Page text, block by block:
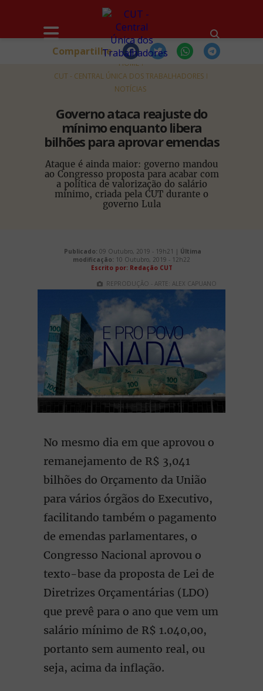
HOME
CUT - CENTRAL ÚNICA DOS TRABALHADORES
NOTÍCIAS
Governo ataca reajuste do
mínimo enquanto libera
bilhões para aprovar emendas
Ataque é ainda maior: governo mandou
ao Congresso proposta para acabar com
a política de valorização do salário
mínimo, criada pela CUT durante o
governo Lula
Compartilhe
Publicado: 09 Outubro, 2019 - 19h21 | Última
modificação: 10 Outubro, 2019 - 12h22
Escrito por: Redação CUT
REPRODUÇÃO - ARTE: ALEX CAPUANO
No mesmo dia em que aprovou o
remanejamento de R$ 3,041
bilhões do Orçamento da União
para vários órgãos do Executivo,
facilitando também o pagamento
de emendas parlamentares, o
Congresso Nacional aprovou o
texto-base da proposta de Lei de
Diretrizes Orçamentárias (LDO)
que prevê para o ano que vem um
salário mínimo de R$ 1.040,00,
portanto sem aumento real, ou
seja, acima da inflação.